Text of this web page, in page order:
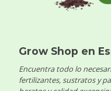
Grow Shop en
Encuentra todo lo
fertilizantes, sustratos y